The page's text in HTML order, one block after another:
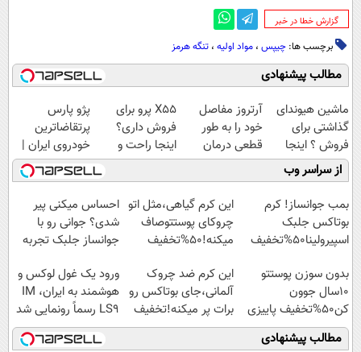
‌گزارش خطا در خبر
برچسب ها: چیپس ، مواد اولیه ، تنگه هرمز
مطالب پیشنهادی
ماشین هیوندای
گذاشتی برای
فروش ؟ اینجا
سریع و راحت
بفروش
آرتروز مفاصل
خود را به طور
قطعی درمان
کنید!
◗پرسش‌نامه◖
X55 پرو برای
فروش داری؟
اینجا راحت و
سریع بفروشش
پژو پارس
پرتقاضاترین
خودروی ایران |
برای فروشش
فرصت رو از
دست نده!
از سراسر وب
بمب جوانساز! کرم
بوتاکس جلبک
اسپیرولینا50%تخفیف
این کرم گیاهی،مثل اتو
چروکای پوستتوصاف
میکنه!50%تخفیف
احساس میکنی پیر
شدی؟ جوانی رو با
جوانساز جلبک تجربه
بدون سوزن پوستتو
10سال جوون
کن50%تخفیف پاییزی
این کرم ضد چروک
آلمانی،جای بوتاکس رو
برات پر میکنه!تخفیف
تا امشب
ورود یک غول لوکس و
هوشمند به ایران، IM
LS9 رسماً رونمایی شد
مطالب پیشنهادی